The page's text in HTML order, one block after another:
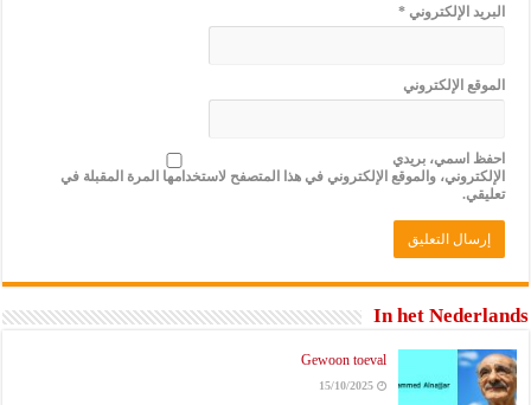
البريد الإلكتروني*
الموقع الإلكتروني
احفظ اسمي، بريدي
الإلكتروني، والموقع الإلكتروني في هذا المتصفح لاستخدامها المرة المقبلة في
تعليقي.
In het Nederlands
Gewoon toeval
15/10/2025